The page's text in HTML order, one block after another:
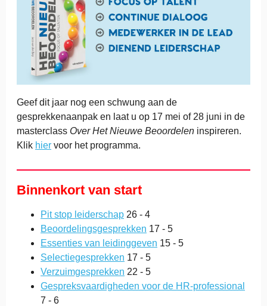
Geef dit jaar nog een schwung aan de
gesprekkenaanpak en laat u op 17 mei of 28 juni in de
masterclass Over Het Nieuwe Beoordelen inspireren.
Klik hier voor het programma.
Binnenkort van start
Pit stop leiderschap 26 - 4
Beoordelingsgesprekken 17 - 5
Essenties van leidinggeven 15 - 5
Selectiegesprekken 17 - 5
Verzuimgesprekken 22 - 5
Gespreksvaardigheden voor de HR-professional
7 - 6